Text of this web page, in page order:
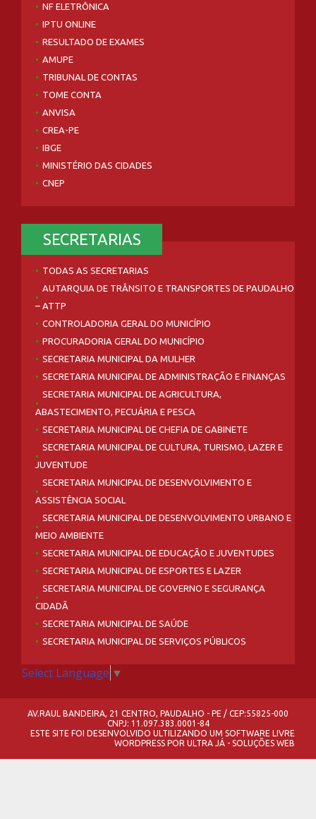
NF ELETRÔNICA
IPTU ONLINE
RESULTADO DE EXAMES
AMUPE
TRIBUNAL DE CONTAS
TOME CONTA
ANVISA
CREA-PE
IBGE
MINISTÉRIO DAS CIDADES
CNEP
SECRETARIAS
TODAS AS SECRETARIAS
AUTARQUIA DE TRÂNSITO E TRANSPORTES DE PAUDALHO
– ATTP
CONTROLADORIA GERAL DO MUNICÍPIO
PROCURADORIA GERAL DO MUNICÍPIO
SECRETARIA MUNICIPAL DA MULHER
SECRETARIA MUNICIPAL DE ADMINISTRAÇÃO E FINANÇAS
SECRETARIA MUNICIPAL DE AGRICULTURA,
ABASTECIMENTO, PECUÁRIA E PESCA
SECRETARIA MUNICIPAL DE CHEFIA DE GABINETE
SECRETARIA MUNICIPAL DE CULTURA, TURISMO, LAZER E
JUVENTUDE
SECRETARIA MUNICIPAL DE DESENVOLVIMENTO E
ASSISTÊNCIA SOCIAL
SECRETARIA MUNICIPAL DE DESENVOLVIMENTO URBANO E
MEIO AMBIENTE
SECRETARIA MUNICIPAL DE EDUCAÇÃO E JUVENTUDES
SECRETARIA MUNICIPAL DE ESPORTES E LAZER
SECRETARIA MUNICIPAL DE GOVERNO E SEGURANÇA
CIDADÃ
SECRETARIA MUNICIPAL DE SAÚDE
SECRETARIA MUNICIPAL DE SERVIÇOS PÚBLICOS
Select Language ▼
AV.RAUL BANDEIRA, 21 CENTRO, PAUDALHO - PE / CEP:55825-000
CNPJ: 11.097.383.0001-84
ESTE SITE FOI DESENVOLVIDO ULTILIZANDO UM SOFTWARE LIVRE
WORDPRESS POR ULTRA JÁ - SOLUÇÕES WEB